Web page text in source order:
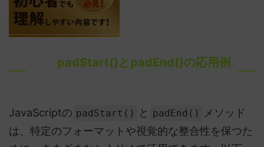
padStart()とpadEnd()の応用例
JavaScriptの padStart() と padEnd()
メソッド
は、特定のフォーマットや視覚的な整合性を保つた